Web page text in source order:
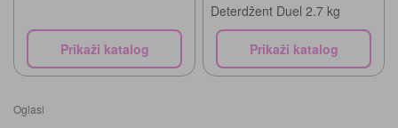
Prikaži katalog
Deterdžent Duel 2.7 kg
Prikaži katalog
Oglasi